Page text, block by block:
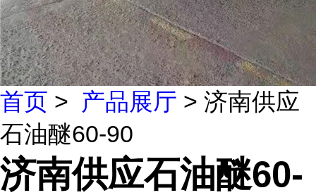
首页 > 产品展厅 > 济南供应
石油醚60-90
济南供应石油醚60-